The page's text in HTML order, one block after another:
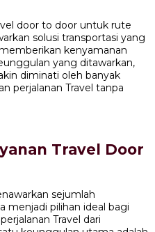
door to door untuk rute
solusi transportasi yang
kenyamanan
yang ditawarkan,
diminati oleh banyak
perjalanan Travel tanpa
Travel Door
sejumlah
pilihan ideal bagi
Travel dari